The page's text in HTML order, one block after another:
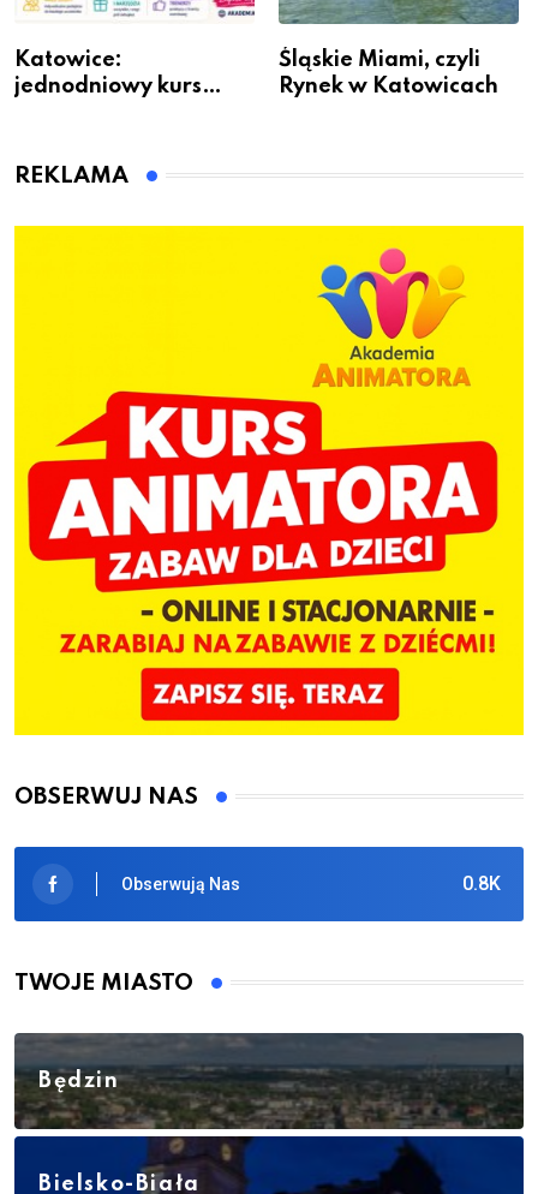
Katowice:
jednodniowy kurs
dzieci
Śląskie Miami, czyli
Rynek w Katowicach
REKLAMA
OBSERWUJ NAS
0.8K
Obserwują Nas
TWOJE MIASTO
Będzin
Bielsko-Biała